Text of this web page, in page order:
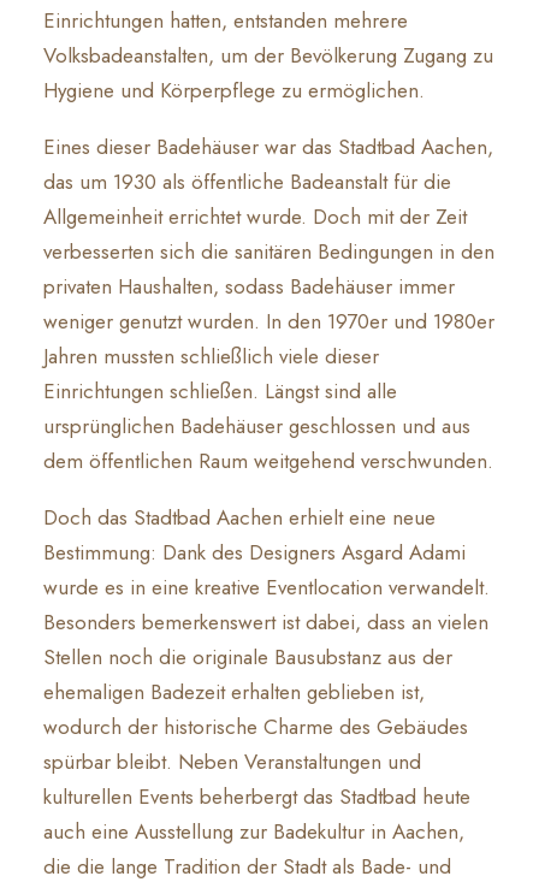
Einrichtungen hatten, entstanden mehrere
Volksbadeanstalten, um der Bevölkerung Zugang zu
Hygiene und Körperpflege zu ermöglichen.
Eines dieser Badehäuser war das Stadtbad Aachen,
das um 1930 als öffentliche Badeanstalt für die
Allgemeinheit errichtet wurde. Doch mit der Zeit
verbesserten sich die sanitären Bedingungen in den
privaten Haushalten, sodass Badehäuser immer
weniger genutzt wurden. In den 1970er und 1980er
Jahren mussten schließlich viele dieser
Einrichtungen schließen. Längst sind alle
ursprünglichen Badehäuser geschlossen und aus
dem öffentlichen Raum weitgehend verschwunden.
Doch das Stadtbad Aachen erhielt eine neue
Bestimmung: Dank des Designers Asgard Adami
wurde es in eine kreative Eventlocation verwandelt.
Besonders bemerkenswert ist dabei, dass an vielen
Stellen noch die originale Bausubstanz aus der
ehemaligen Badezeit erhalten geblieben ist,
wodurch der historische Charme des Gebäudes
spürbar bleibt. Neben Veranstaltungen und
kulturellen Events beherbergt das Stadtbad heute
auch eine Ausstellung zur Badekultur in Aachen,
die die lange Tradition der Stadt als Bade- und